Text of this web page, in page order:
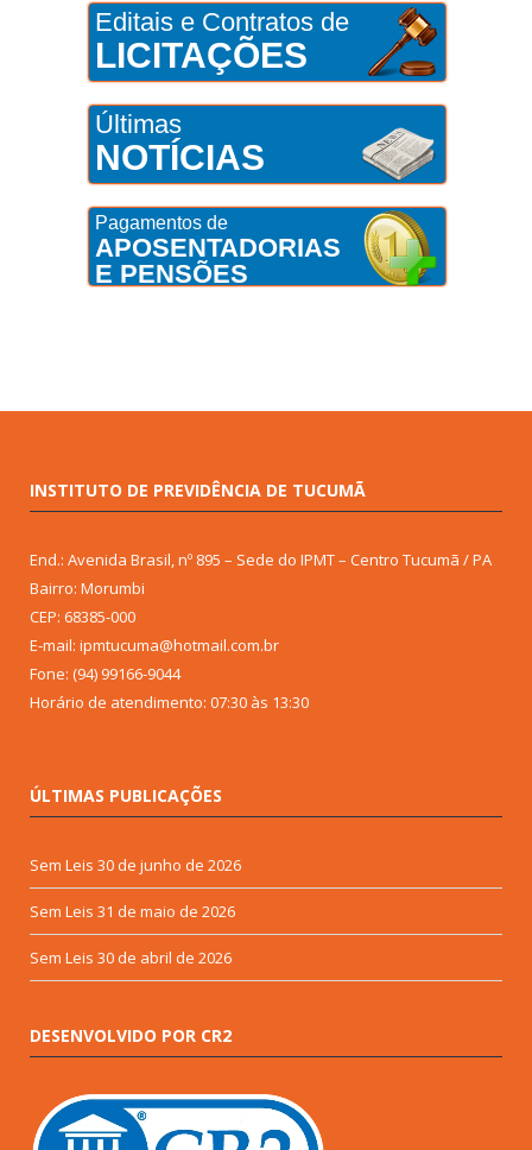
Editais e Contratos de
LICITAÇÕES
Últimas
NOTÍCIAS
Pagamentos de
APOSENTADORIAS
E PENSÕES
INSTITUTO DE PREVIDÊNCIA DE TUCUMÃ
End.: Avenida Brasil, nº 895 – Sede do IPMT – Centro Tucumã / PA
Bairro: Morumbi
CEP: 68385-000
E-mail: ipmtucuma@hotmail.com.br
Fone: (94) 99166-9044
Horário de atendimento: 07:30 às 13:30
ÚLTIMAS PUBLICAÇÕES
Sem Leis 30 de junho de 2026
Sem Leis 31 de maio de 2026
Sem Leis 30 de abril de 2026
DESENVOLVIDO POR CR2